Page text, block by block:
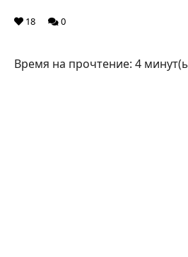
18 0
Время на прочтение: 4